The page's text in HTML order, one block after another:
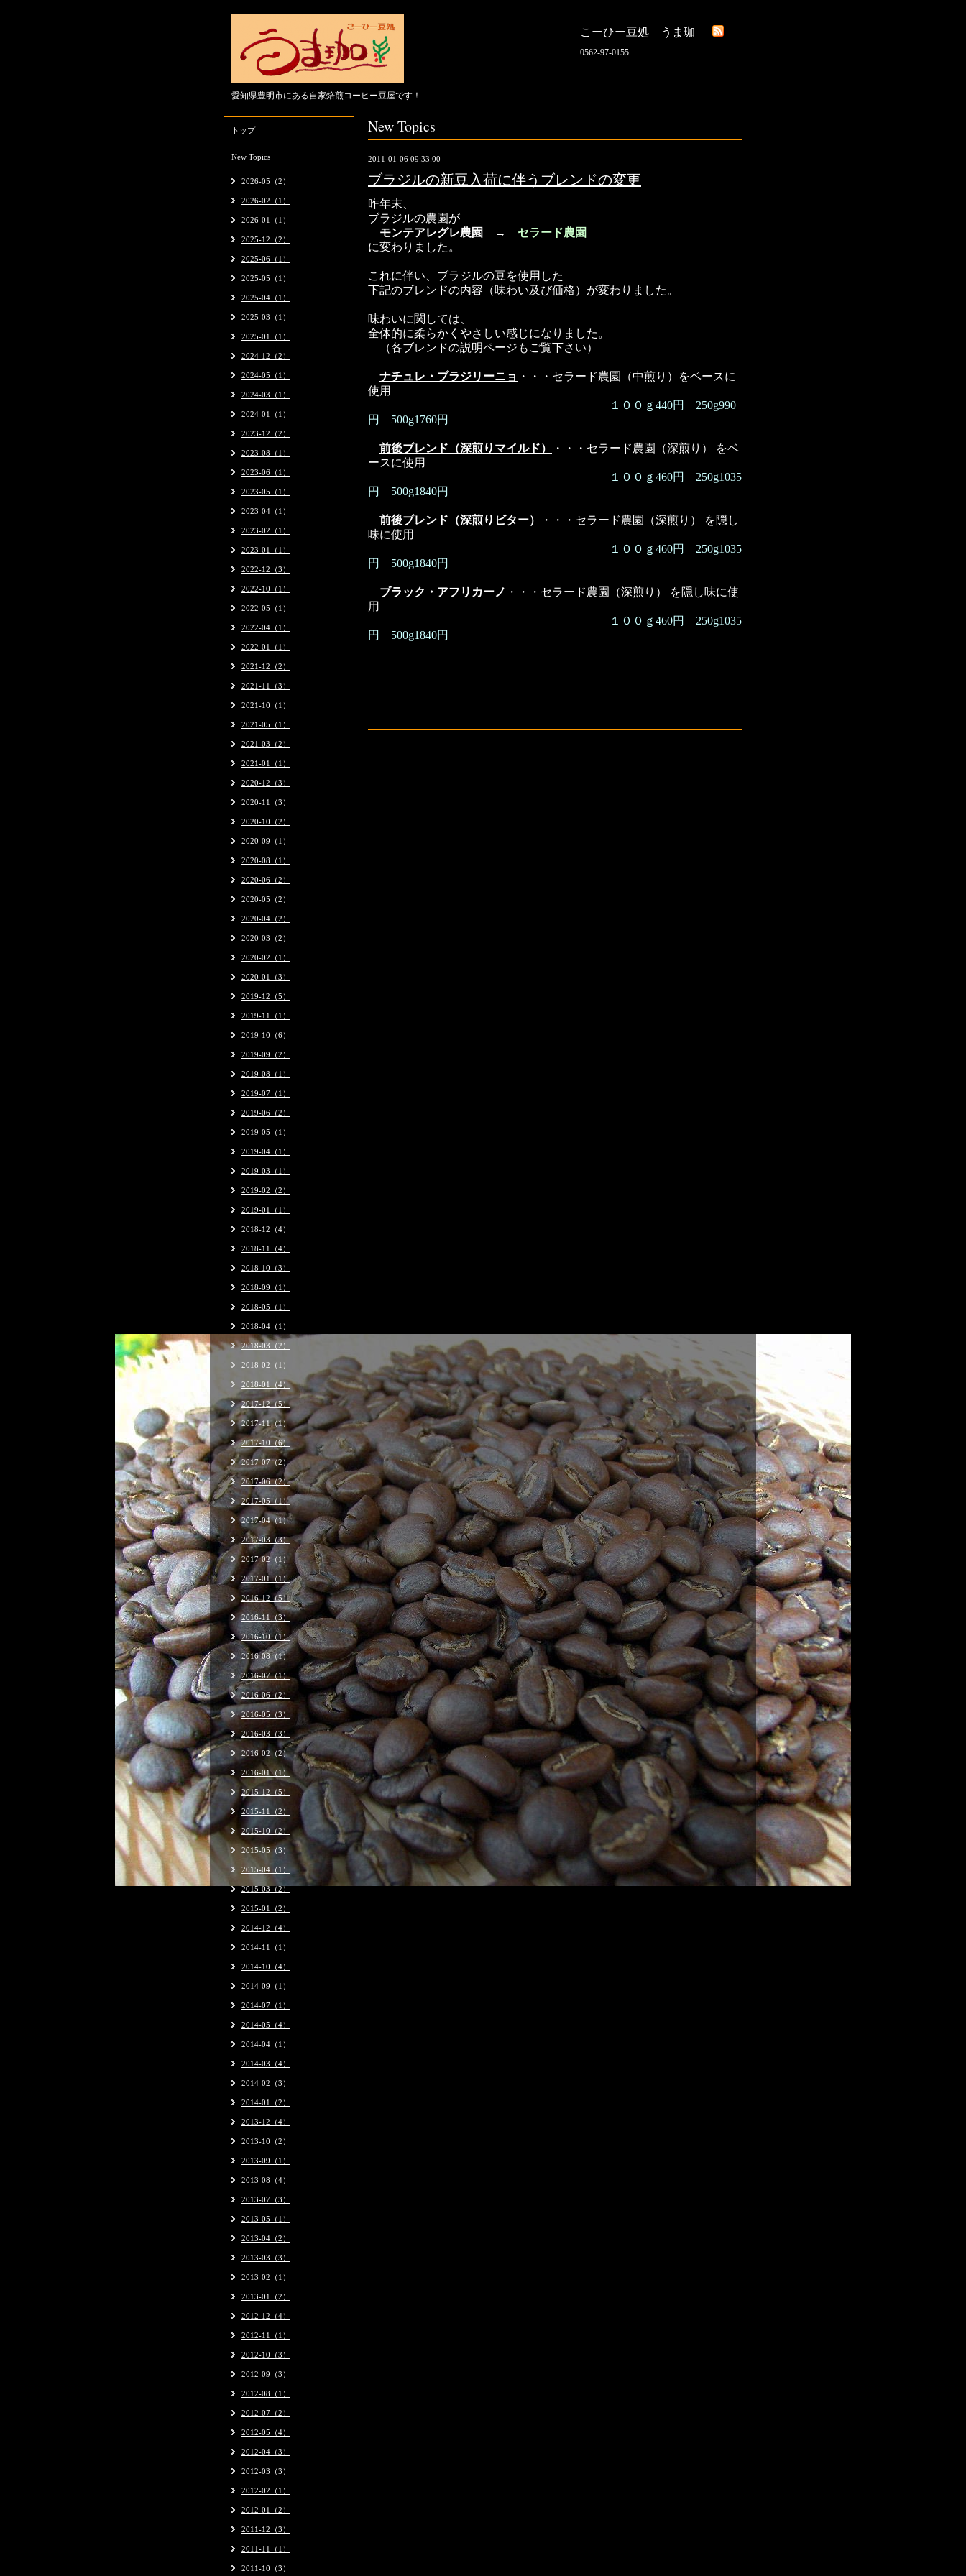
こーひー豆処 うま珈
0562-97-0155
愛知県豊明市にある自家焙煎コーヒー豆屋です！
New Topics
2011-01-06 09:33:00
ブラジルの新豆入荷に伴うブレンドの変更
昨年末、
ブラジルの農園が
モンテアレグレ農園 → セラード農園
に変わりました。
これに伴い、ブラジルの豆を使用した
下記のブレンドの内容（味わい及び価格）が変わりました。
味わいに関しては、
全体的に柔らかくやさしい感じになりました。
（各ブレンドの説明ページもご覧下さい）
ナチュレ・ブラジリーニョ ・・・セラード農園（中煎り）をベースに
使用
１００ｇ440円 250g990
円 500g1760円
前後ブレンド（深煎りマイルド）
・・・セラード農園（深煎り） をベ
ースに使用
１００ｇ460円 250g1035
円 500g1840円
前後ブレンド（深煎りビター）
・・・セラード農園（深煎り） を隠し
味に使用
１００ｇ460円 250g1035
円 500g1840円
ブラック・アフリカーノ ・・・セラード農園（深煎り） を隠し味に使
用
１００ｇ460円 250g1035
円 500g1840円
トップ
New Topics
2026-05（2）
2026-02（1）
2026-01（1）
2025-12（2）
2025-06（1）
2025-05（1）
2025-04（1）
2025-03（1）
2025-01（1）
2024-12（2）
2024-05（1）
2024-03（1）
2024-01（1）
2023-12（2）
2023-08（1）
2023-06（1）
2023-05（1）
2023-04（1）
2023-02（1）
2023-01（1）
2022-12（3）
2022-10（1）
2022-05（1）
2022-04（1）
2022-01（1）
2021-12（2）
2021-11（3）
2021-10（1）
2021-05（1）
2021-03（2）
2021-01（1）
2020-12（3）
2020-11（3）
2020-10（2）
2020-09（1）
2020-08（1）
2020-06（2）
2020-05（2）
2020-04（2）
2020-03（2）
2020-02（1）
2020-01（3）
2019-12（5）
2019-11（1）
2019-10（6）
2019-09（2）
2019-08（1）
2019-07（1）
2019-06（2）
2019-05（1）
2019-04（1）
2019-03（1）
2019-02（2）
2019-01（1）
2018-12（4）
2018-11（4）
2018-10（3）
2018-09（1）
2018-05（1）
2018-04（1）
2018-03（2）
2018-02（1）
2018-01（4）
2017-12（5）
2017-11（1）
2017-10（6）
2017-07（2）
2017-06（2）
2017-05（1）
2017-04（1）
2017-03（3）
2017-02（1）
2017-01（1）
2016-12（5）
2016-11（3）
2016-10（1）
2016-08（1）
2016-07（1）
2016-06（2）
2016-05（3）
2016-03（3）
2016-02（2）
2016-01（1）
2015-12（5）
2015-11（2）
2015-10（2）
2015-05（3）
2015-04（1）
2015-03（2）
2015-01（2）
2014-12（4）
2014-11（1）
2014-10（4）
2014-09（1）
2014-07（1）
2014-05（4）
2014-04（1）
2014-03（4）
2014-02（3）
2014-01（2）
2013-12（4）
2013-10（2）
2013-09（1）
2013-08（4）
2013-07（3）
2013-05（1）
2013-04（2）
2013-03（3）
2013-02（1）
2013-01（2）
2012-12（4）
2012-11（1）
2012-10（3）
2012-09（3）
2012-08（1）
2012-07（2）
2012-05（4）
2012-04（3）
2012-03（3）
2012-02（1）
2012-01（2）
2011-12（3）
2011-11（1）
2011-10（3）